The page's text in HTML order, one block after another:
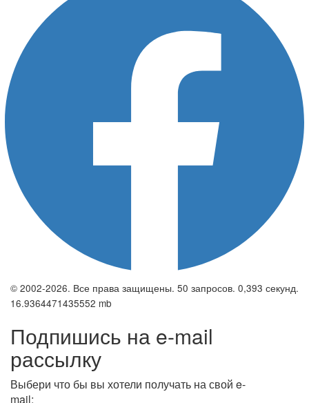
© 2002-2026. Все права защищены. 50 запросов. 0,393 секунд.
16.9364471435552 mb
Подпишись на e-mail
рассылку
Выбери что бы вы хотели получать на свой e-
mail: